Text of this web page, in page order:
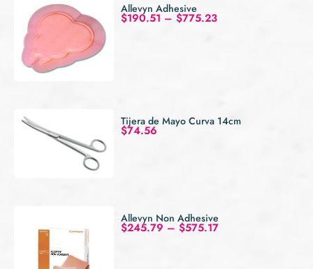
Allevyn Adhesive
$190.51 – $775.23
Tijera de Mayo Curva 14cm
$74.56
Allevyn Non Adhesive
$245.79 – $575.17